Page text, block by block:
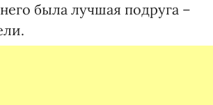
была лучшая подруга –